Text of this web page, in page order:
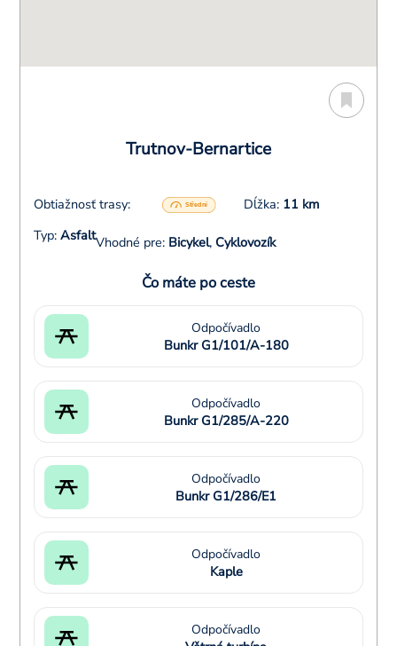
Trutnov-Bernartice
Obtiažnosť trasy: Dĺžka: 11 km
Typ: AsfaltVhodné pre: Bicykel, Cyklovozík
Čo máte po ceste
Odpočívadlo
Bunkr G1/101/A-180
Odpočívadlo
Bunkr G1/285/A-220
Odpočívadlo
Bunkr G1/286/E1
Odpočívadlo
Kaple
Odpočívadlo